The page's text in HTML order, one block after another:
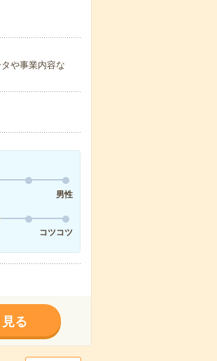
や事業内容な
男性
コツコツ
る